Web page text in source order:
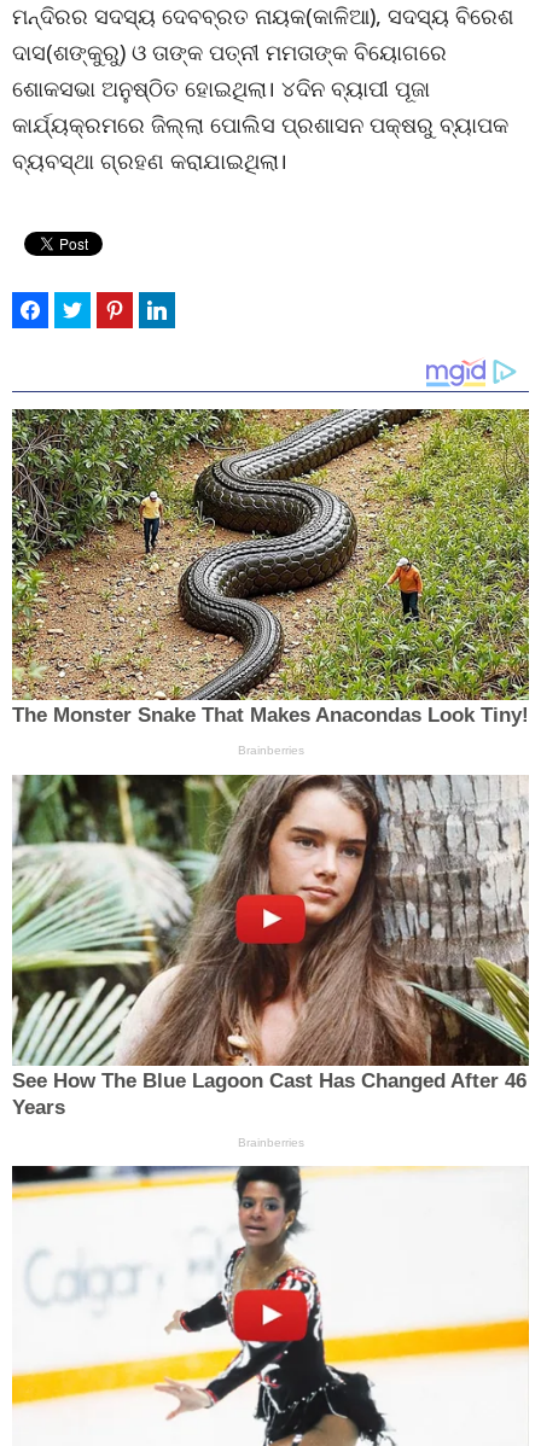
ମନ୍ଦିରର ସଦସ୍ୟ ଦେବବ୍ରତ ନାୟକ(କାଳିଆ), ସଦସ୍ୟ ବିରେଶ
ଦାସ(ଶଙ୍କୁରୁ) ଓ ତାଙ୍କ ପତ୍ନୀ ମମତାଙ୍କ ବିୟୋଗରେ
ଶୋକସଭା ଅନୁଷ୍ଠିତ ହୋଇଥିଲା। ୪ଦିନ ବ୍ୟାପୀ ପୂଜା
କାର୍ଯ୍ୟକ୍ରମରେ ଜିଲ୍ଲା ପୋଲିସ ପ୍ରଶାସନ ପକ୍ଷରୁ ବ୍ୟାପକ
ବ୍ୟବସ୍ଥା ଗ୍ରହଣ କରାଯାଇଥିଲା।